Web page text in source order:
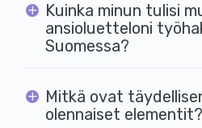
Kuinka minun tulisi
ansioluetteloni
Suomessa?
Mitkä ovat
olennaiset elementit?